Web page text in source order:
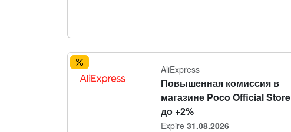
AliExpress
Повышенная комиссия в
магазине Poco Official Store
до +2%
Expire 31.08.2026